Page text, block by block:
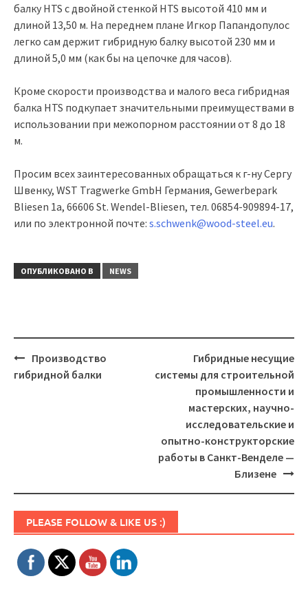
балку HTS с двойной стенкой HTS высотой 410 мм и
длиной 13,50 м. На переднем плане Игкор Папандопулос
легко сам держит гибридную балку высотой 230 мм и
длиной 5,0 мм (как бы на цепочке для часов).
Кроме скорости производства и малого веса гибридная
балка HTS подкупает значительными преимуществами в
использовании при межопорном расстоянии от 8 до 18
м.
Просим всех заинтересованных обращаться к г-ну Сергу
Швенку, WST Tragwerke GmbH Германия, Gewerbepark
Bliesen 1a, 66606 St. Wendel-Bliesen, тел. 06854-909894-17,
или по электронной почте: s.schwenk@wood-steel.eu.
ОПУБЛИКОВАНО В NEWS
Навигация
Производство
гибридной балки
Гибридные несущие
системы для строительной
промышленности и
мастерских, научно-
исследовательские и
опытно-конструкторские
работы в Санкт-Венделе —
Близене
PLEASE FOLLOW & LIKE US :)
Set Youtube Channel ID